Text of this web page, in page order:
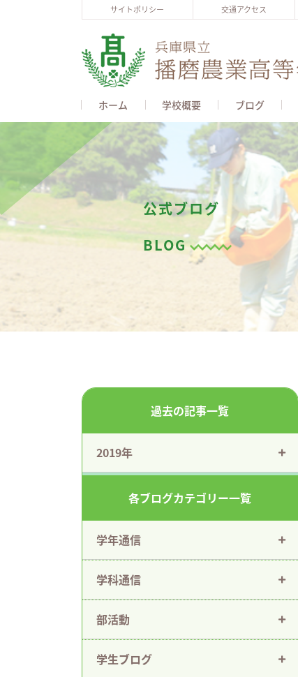
サイトポリシー 交通アクセス
ホーム 学校概要 ブログ
公式ブログ
BLOG
過去の記事一覧
2019年
各ブログカテゴリー一覧
学年通信
学科通信
部活動
学生ブログ